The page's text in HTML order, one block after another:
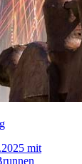
mit